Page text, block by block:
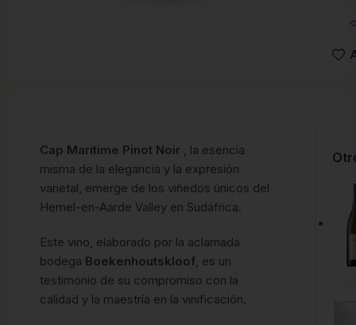
Cap Maritime Pinot Noir , la esencia
misma de la elegancia y la expresión
varietal, emerge de los viñedos únicos del
Hemel-en-Aarde Valley en Sudáfrica.
Este vino, elaborado por la aclamada
bodega Boekenhoutskloof, es un
testimonio de su compromiso con la
calidad y la maestría en la vinificación.